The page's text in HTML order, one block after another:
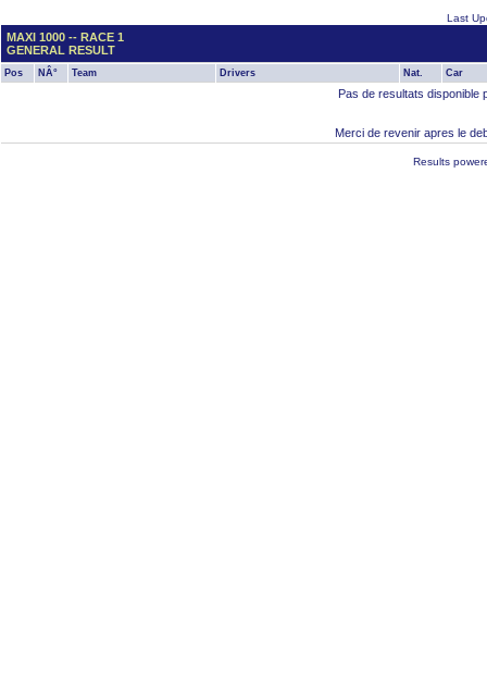
Last
MAXI 1000 -- RACE 1
GENERAL RESULT
Pos NÂ° Team Drivers Nat. Car
Pas de resultats disponible
Merci de revenir apres le
Results